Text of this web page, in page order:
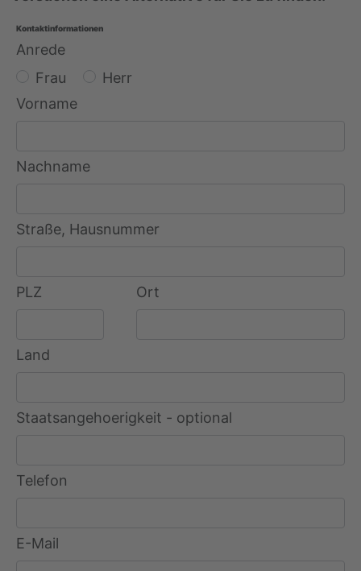
Kontaktinformationen
Anrede
Frau
Herr
Vorname
Nachname
Straße, Hausnummer
PLZ Ort
Land
Staatsangehoerigkeit - optional
Telefon
E-Mail